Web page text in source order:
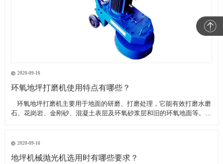
2020-09-16
环氧地坪打磨机使用特点有哪些？
​ 环氧地坪打磨机主要用于地面的研磨、打磨处理，它能有效打磨水磨
石、花岗岩、金刚砂、混凝土表层及环氧砂浆层和旧的环氧地面等。具
地坪工程处理的必备设
2020-09-16
地坪机械抛光机选用时有哪些要求？